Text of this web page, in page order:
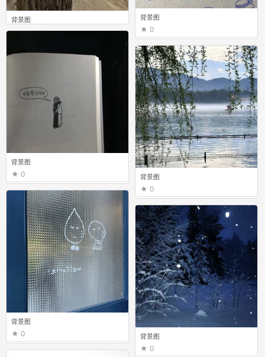
背景图
0
背景图
0
背景图
0
背景图
0
背景图
0
背景图
0